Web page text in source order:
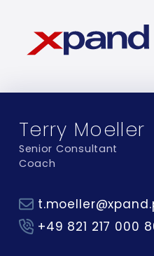
Terry Moeller
Senior Consultant
Coach
+49 821 217 000